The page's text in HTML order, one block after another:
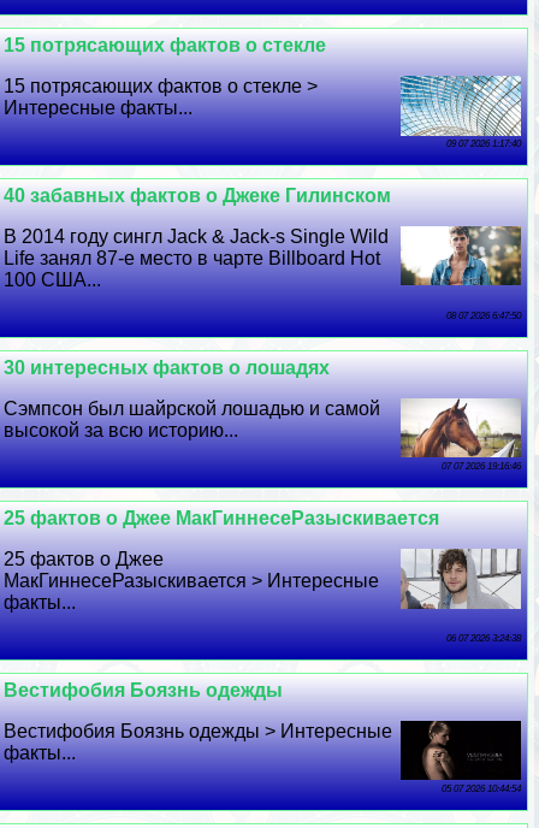
15 потрясающих фактов о стекле
15 потрясающих фактов о стекле >
Интересные факты...
09 07 2026 1:17:40
40 забавных фактов о Джеке Гилинском
В 2014 году сингл Jack & Jack-s Single Wild
Life занял 87-е место в чарте Billboard Hot
100 США...
08 07 2026 6:47:50
30 интересных фактов о лошадях
Сэмпсон был шайрской лошадью и самой
высокой за всю историю...
07 07 2026 19:16:46
25 фактов о Джее МакГиннесеРазыскивается
25 фактов о Джее
МакГиннесеРазыскивается > Интересные
факты...
06 07 2026 3:24:38
Вестифобия Боязнь одежды
Вестифобия Боязнь одежды > Интересные
факты...
05 07 2026 10:44:54